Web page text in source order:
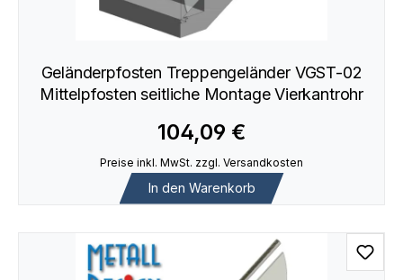
Geländerpfosten Treppengeländer VGST-02
Mittelpfosten seitliche Montage Vierkantrohr
104,09 €
Preise inkl. MwSt. zzgl. Versandkosten
In den Warenkorb